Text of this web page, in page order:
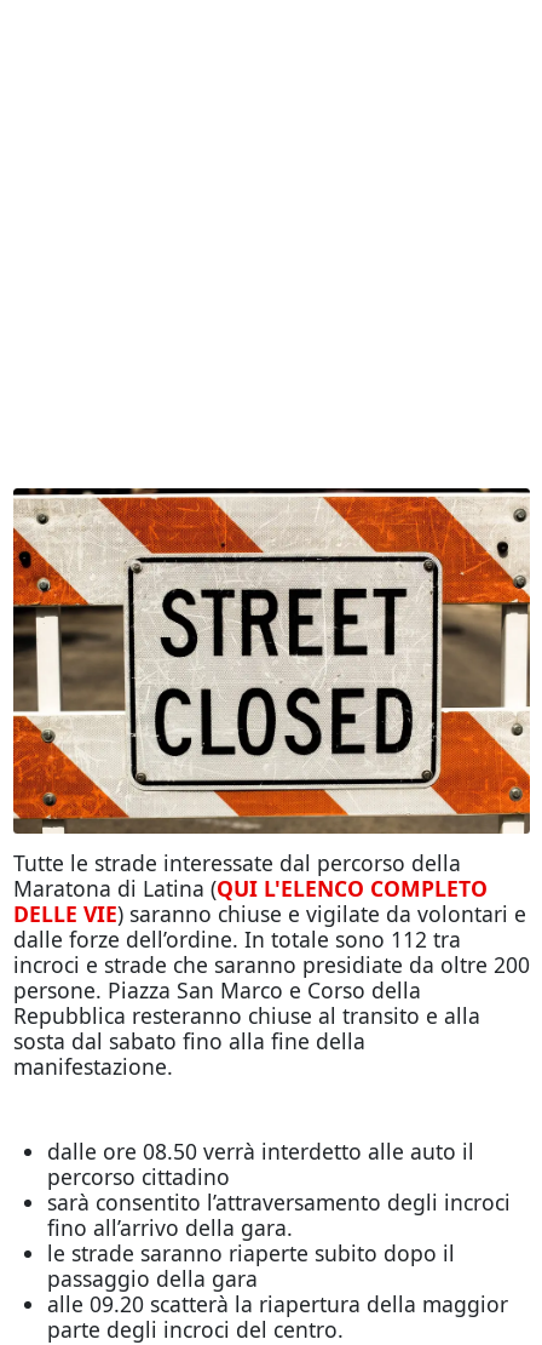
Tutte le strade interessate dal percorso della
Maratona di Latina (QUI L'ELENCO COMPLETO
DELLE VIE) saranno chiuse e vigilate da volontari e
dalle forze dell’ordine. In totale sono 112 tra
incroci e strade che saranno presidiate da oltre 200
persone. Piazza San Marco e Corso della
Repubblica resteranno chiuse al transito e alla
sosta dal sabato fino alla fine della
manifestazione.
dalle ore 08.50 verrà interdetto alle auto il
percorso cittadino
sarà consentito l’attraversamento degli incroci
fino all’arrivo della gara.
le strade saranno riaperte subito dopo il
passaggio della gara
alle 09.20 scatterà la riapertura della maggior
parte degli incroci del centro.